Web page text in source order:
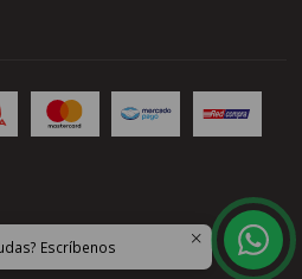
SPA.
Desarrollado por Jumpseller
Escríbenos